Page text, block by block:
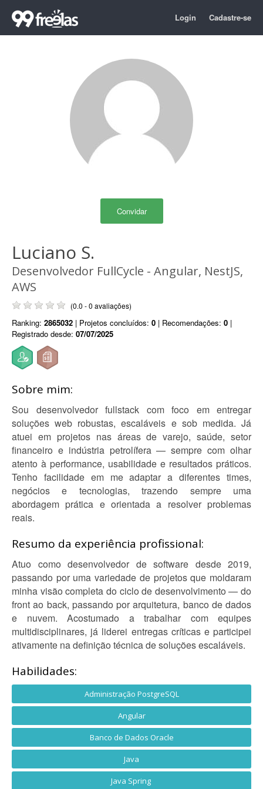
Login Cadastre-se
Convidar
Luciano S.
Desenvolvedor FullCycle - Angular, NestJS,
AWS
(0.0 - 0 avaliações)
Ranking: 2865032 | Projetos concluídos: 0 | Recomendações: 0 |
Registrado desde: 07/07/2025
Sobre mim:
Sou desenvolvedor fullstack com foco em entregar
soluções web robustas, escaláveis e sob medida. Já
atuei em projetos nas áreas de varejo, saúde, setor
financeiro e indústria petrolífera — sempre com olhar
atento à performance, usabilidade e resultados práticos.
Tenho facilidade em me adaptar a diferentes times,
negócios e tecnologias, trazendo sempre uma
abordagem prática e orientada a resolver problemas
reais.
Resumo da experiência profissional:
Atuo como desenvolvedor de software desde 2019,
passando por uma variedade de projetos que moldaram
minha visão completa do ciclo de desenvolvimento — do
front ao back, passando por arquitetura, banco de dados
e nuvem. Acostumado a trabalhar com equipes
multidisciplinares, já liderei entregas críticas e participei
ativamente na definição técnica de soluções escaláveis.
Habilidades:
Administração PostgreSQL
Angular
Banco de Dados Oracle
Java
Java Spring